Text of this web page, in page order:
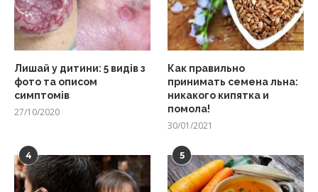
Лишай у дитини: 5 видів з
фото та описом
симптомів
27/10/2020
Как правильно
принимать семена льна:
никакого кипятка и
помола!
30/01/2021
4 5